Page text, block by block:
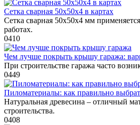
Сетка сварная 50х50х4 в картах
Сетка сварная 50х50х4 мм
работах.
0410
Чем лучше покрыть крышу гаража:
При строительстве гаража часто
0449
Пиломатериалы: как правильно
Натуральная древесина – отличный
строительства.
0408